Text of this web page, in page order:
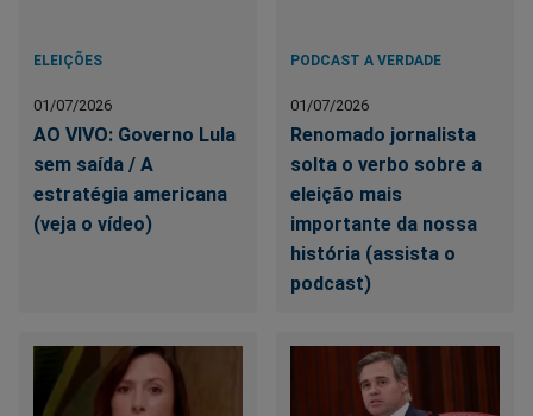
ELEIÇÕES
01/07/2026
AO VIVO: Governo Lula
sem saída / A
estratégia americana
(veja o vídeo)
PODCAST A VERDADE
01/07/2026
Renomado jornalista
solta o verbo sobre a
eleição mais
importante da nossa
história (assista o
podcast)